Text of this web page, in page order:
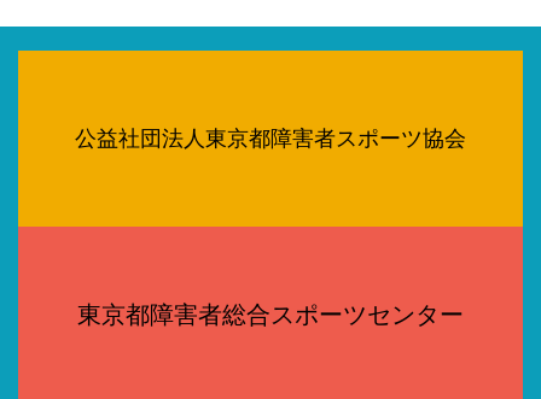
公益社団法人東京都障害者スポーツ協会
東京都障害者総合スポーツセンター